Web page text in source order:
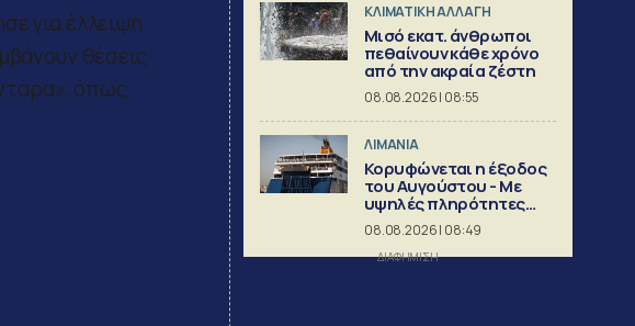
για έλλειψη
θέσεις
όπως
ΚΛΙΜΑΤΙΚΗ ΑΛΛΑΓΗ
Μισό εκατ. άνθρωποι
πεθαίνουν κάθε χρόνο
από την ακραία ζέστη
08.08.2026 | 08:55
ΛΙΜΑΝΙΑ
Κορυφώνεται η έξοδος
του Αυγούστου - Με
υψηλές πληρότητες
αναχωρούν τα πλοία
08.08.2026 | 08:49